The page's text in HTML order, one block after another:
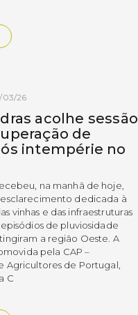
03/26
acolhe sessão
de
intempérie no
na manhã de hoje,
esclarecimento dedicada à
vinhas e das infraestruturas
de pluviosidade
a região Oeste. A
pela CAP –
Agricultores de Portugal,
C